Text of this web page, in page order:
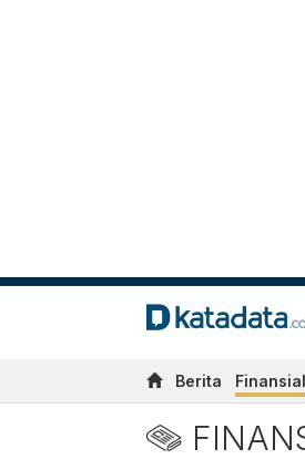
Berita Finansial